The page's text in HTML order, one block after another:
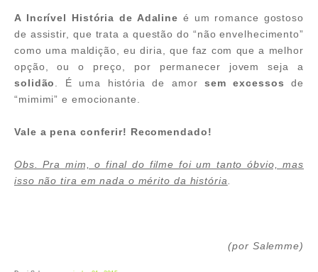
A Incrível História de Adaline é um romance gostoso
de assistir, que trata a questão do “não envelhecimento”
como uma maldição, eu diria, que faz com que a melhor
opção, ou o preço, por permanecer jovem seja a
solidão
. É uma história de amorsem excessos de
“mimimi” e emocionante.
Vale a pena conferir! Recomendado!
Obs. Pra mim, o final do filme foi um tanto óbvio, mas
isso não tira em nada o mérito da história
(por Salemme)